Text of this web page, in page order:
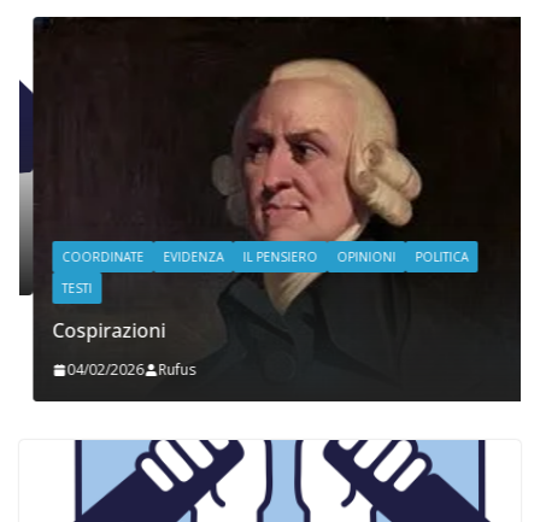
COORDINATE EVIDENZA IL PENSIERO OPINIONI
POLITICA
TESTI
Cospirazioni
04/02/2026 Rufus